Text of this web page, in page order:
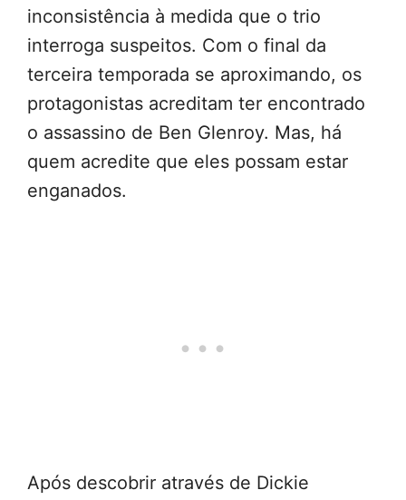
inconsistência à medida que o trio
interroga suspeitos. Com o final da
terceira temporada se aproximando, os
protagonistas acreditam ter encontrado
o assassino de Ben Glenroy. Mas, há
quem acredite que eles possam estar
enganados.
Após descobrir através de Dickie